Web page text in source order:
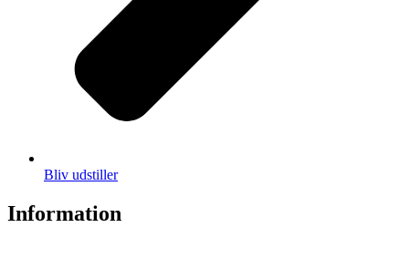
Bliv udstiller
Information